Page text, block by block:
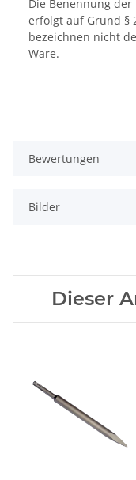
Die Benennung
erfolgt auf Grund §
bezeichnen nicht
Ware.
Bewertungen
Bilder
Dieser